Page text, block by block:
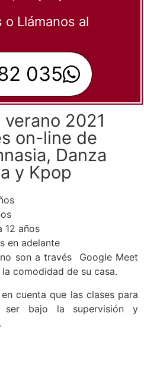
o Llámanos al
035
2021
on-line de
Danza
y Kpop
12 años
en adelante
son a través Google Meet
comodidad de su casa.
cuenta que las clases para
ser bajo la supervisión y